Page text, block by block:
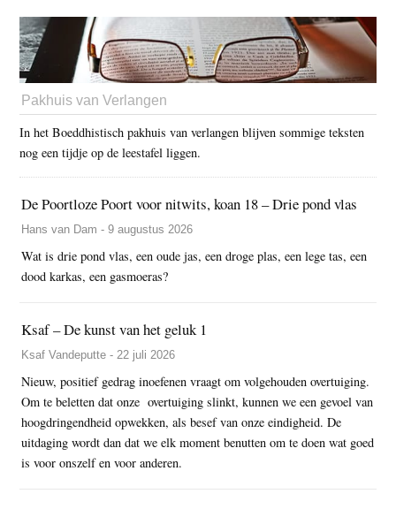
Pakhuis van Verlangen
In het Boeddhistisch pakhuis van verlangen blijven sommige teksten
nog een tijdje op de leestafel liggen.
De Poortloze Poort voor nitwits, koan 18 – Drie pond vlas
Hans van Dam - 9 augustus 2026
Wat is drie pond vlas, een oude jas, een droge plas, een lege tas, een
dood karkas, een gasmoeras?
Ksaf – De kunst van het geluk 1
Ksaf Vandeputte - 22 juli 2026
Nieuw, positief gedrag inoefenen vraagt om volgehouden overtuiging.
Om te beletten dat onze overtuiging slinkt, kunnen we een gevoel van
hoogdringendheid opwekken, als besef van onze eindigheid. De
uitdaging wordt dan dat we elk moment benutten om te doen wat goed
is voor onszelf en voor anderen.